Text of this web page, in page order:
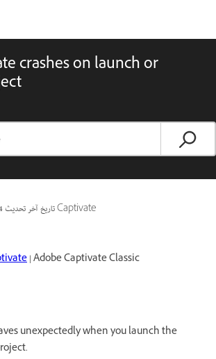
crashes on launch or
تاريخ آخر تحديث14 ينطبق أيضًا على Captivate
| Adobe Captivate Classic
unexpectedly when you launch the